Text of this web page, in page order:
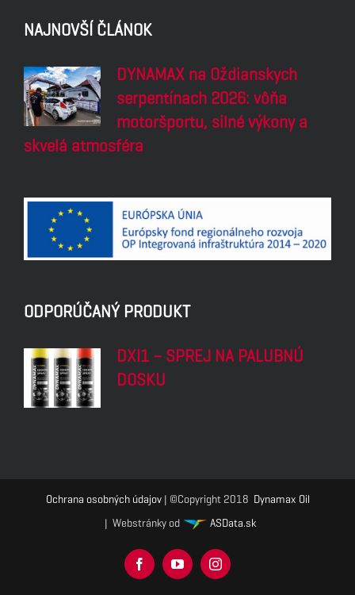
NAJNOVŠÍ ČLÁNOK
DYNAMAX na Oždianskych
serpentínach 2026: vôňa
motoršportu, silné výkony a
skvelá atmosféra
ODPORÚČANÝ PRODUKT
DXI1 – SPREJ NA PALUBNÚ
DOSKU
Ochrana osobných údajov| ©Copyright 2018 Dynamax Oil
| Webstránky od
ASData.sk
FacebookYouTubeInstagram